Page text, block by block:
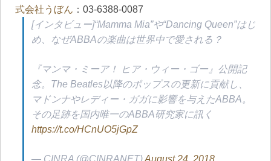
式会社うぼん ：03-6388-0087
[インタビュー]“Mamma Mia”や“Dancing Queen”はじ
め、なぜABBAの楽曲は世界中で愛される？
『マンマ・ミーア！ ヒア・ウィー・ゴー』公開記
念。The Beatles以降のポップスの更新に貢献し、
マドンナやレディー・ガガに影響を与えたABBA。
その足跡を国内唯一のABBA研究家に訊く
https://t.co/HCnUO5jGpZ
— CINRA (@CINRANET)August 24, 2018